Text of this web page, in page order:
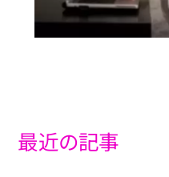
最近の記事